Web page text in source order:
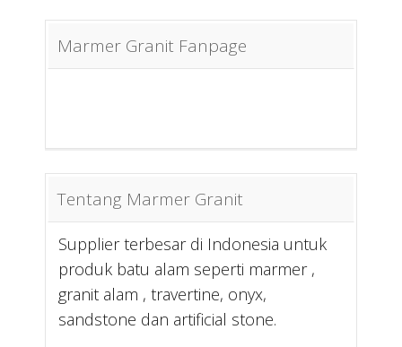
Marmer Granit Fanpage
Tentang Marmer Granit
Supplier terbesar di Indonesia untuk
produk batu alam seperti marmer ,
granit alam , travertine, onyx,
sandstone dan artificial stone.